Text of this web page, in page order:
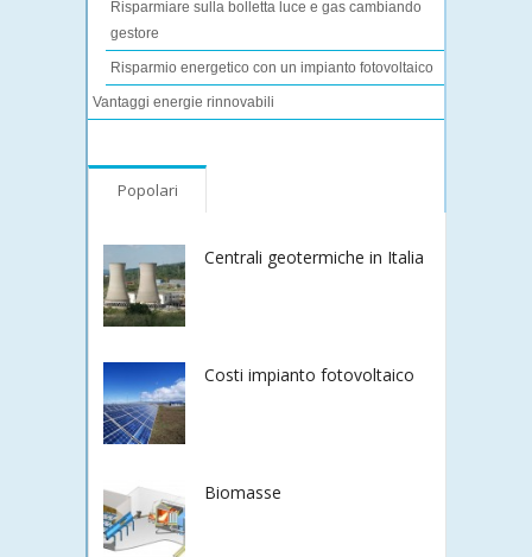
Risparmiare sulla bolletta luce e gas cambiando
gestore
Risparmio energetico con un impianto fotovoltaico
Vantaggi energie rinnovabili
Popolari
Centrali geotermiche in Italia
Costi impianto fotovoltaico
Biomasse